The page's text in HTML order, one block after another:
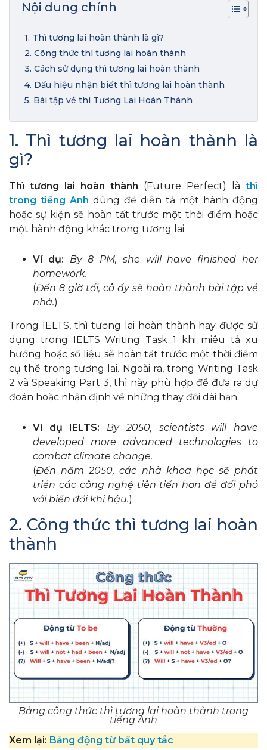
Nội dung chính
1. Thì tương lai hoàn thành là gì?
2. Công thức thì tương lai hoàn thành
3. Cách sử dụng thì tương lai hoàn thành
4. Dấu hiệu nhận biết thì tương lai hoàn thành
5. Bài tập về thì Tương Lai Hoàn Thành
1. Thì tương lai hoàn thành là
gì?
Thì tương lai hoàn thành (Future Perfect) là thì
trong tiếng Anh dùng để diễn tả một hành động
hoặc sự kiện sẽ hoàn tất trước một thời điểm hoặc
một hành động khác trong tương lai.
Ví dụ: By 8 PM, she will have finished her
homework.
(Đến 8 giờ tối, cô ấy sẽ hoàn thành bài tập về
nhà.)
Trong IELTS, thì tương lai hoàn thành hay được sử
dụng trong IELTS Writing Task 1 khi miêu tả xu
hướng hoặc số liệu sẽ hoàn tất trước một thời điểm
cụ thể trong tương lai. Ngoài ra, trong Writing Task
2 và Speaking Part 3, thì này phù hợp để đưa ra dự
đoán hoặc nhận định về những thay đổi dài hạn.
Ví dụ IELTS: By 2050, scientists will have
developed more advanced technologies to
combat climate change.
(Đến năm 2050, các nhà khoa học sẽ phát
triển các công nghệ tiên tiến hơn để đối phó
với biến đổi khí hậu.)
2. Công thức thì tương lai hoàn
thành
Bảng công thức thì tương lai hoàn thành trong
tiếng Anh
Xem lại: Bảng động từ bất quy tắc